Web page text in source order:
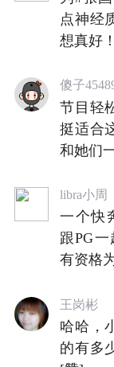
点神经
想真好
傻子
节目轻
挺适合
和她们
libra小周
一个快
跟PG
有资格
王岗彬
哈哈，
的有多